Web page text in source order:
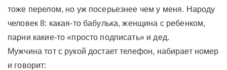
тоже перелом, но уж посерьезнее чем у меня. Народу
человек 8: какая-то бабулька, женщина с ребенком,
парни какие-то «просто подписать» и дед.
Мужчина тот с рукой достает телефон, набирает номер
и говорит: